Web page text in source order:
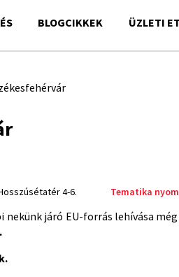
BLOGCIKKEK ÜZLETI
4-6. Tematika
nekünk járó EU-forrás lehívása